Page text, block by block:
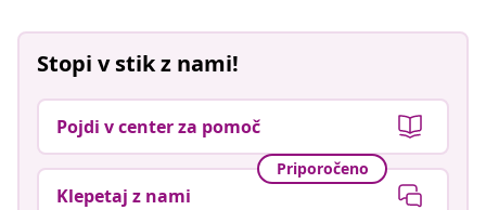
Stopi v stik z nami!
Pojdi v center za pomoč
Priporočeno
Klepetaj z nami